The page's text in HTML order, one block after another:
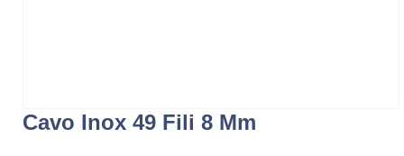
Cavo Inox 49 Fili 8 Mm